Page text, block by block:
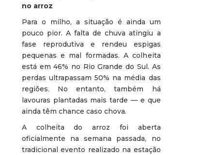
no arroz
Para o milho, a situação é ainda um
pouco pior. A falta de chuva atingiu a
fase reprodutiva e rendeu espigas
pequenas e mal formadas. A colheita
está em 46% no Rio Grande do Sul. As
perdas ultrapassam 50% na média das
regiões. No entanto, também há
lavouras plantadas mais tarde — e que
ainda têm chance caso chova.
A colheita do arroz foi aberta
oficialmente na semana passada, no
tradicional evento realizado na estação